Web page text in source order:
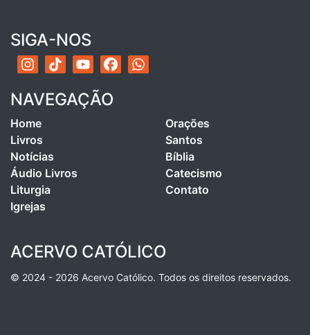
SIGA-NOS
NAVEGAÇÃO
Home
Livros
Notícias
Áudio Livros
Liturgia
Igrejas
Orações
Santos
Bíblia
Catecismo
Contato
ACERVO CATÓLICO
© 2024 - 2026 Acervo Católico. Todos os direitos reservados.